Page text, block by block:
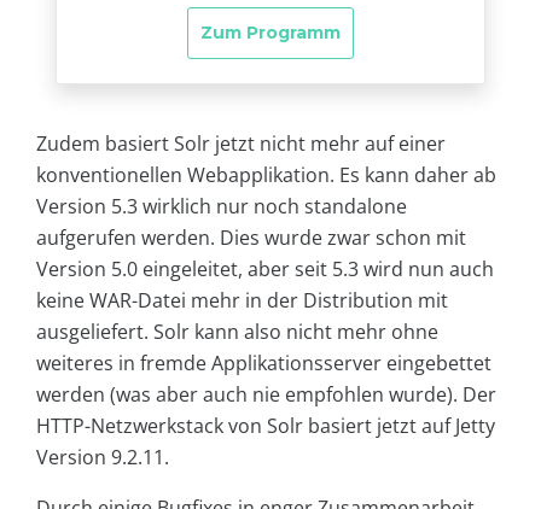
Zudem basiert Solr jetzt nicht mehr auf einer
konventionellen Webapplikation. Es kann daher ab
Version 5.3 wirklich nur noch standalone
aufgerufen werden. Dies wurde zwar schon mit
Version 5.0 eingeleitet, aber seit 5.3 wird nun auch
keine WAR-Datei mehr in der Distribution mit
ausgeliefert. Solr kann also nicht mehr ohne
weiteres in fremde Applikationsserver eingebettet
werden (was aber auch nie empfohlen wurde). Der
HTTP-Netzwerkstack von Solr basiert jetzt auf Jetty
Version 9.2.11.